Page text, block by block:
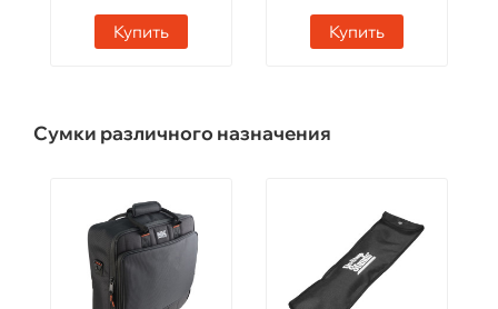
Купить Купить
Сумки различного назначения